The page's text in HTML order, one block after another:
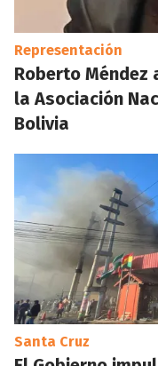
Representación
Roberto Méndez
la Asociación
Bolivia
Santa Cruz